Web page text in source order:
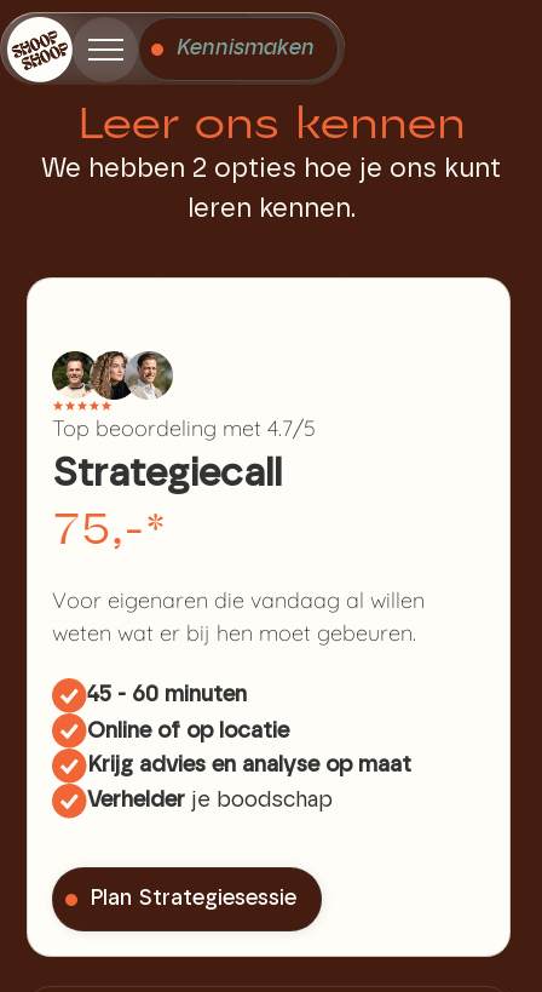
Kennismaken
Leer ons kennen
We hebben 2 opties hoe je ons kunt
leren kennen.
Top beoordeling met 4.7/5
Strategiecall
75,-*
Voor eigenaren die vandaag al willen
weten wat er bij hen moet gebeuren.
45 - 60 minuten
Online of op locatie
Krijg advies en analyse op maat
Verhelder je boodschap
Plan Strategiesessie